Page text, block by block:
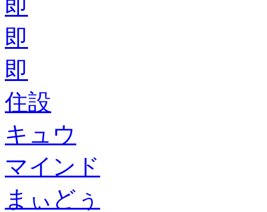
即
即
即
住設
キュウ
マインド
まぃどぅ